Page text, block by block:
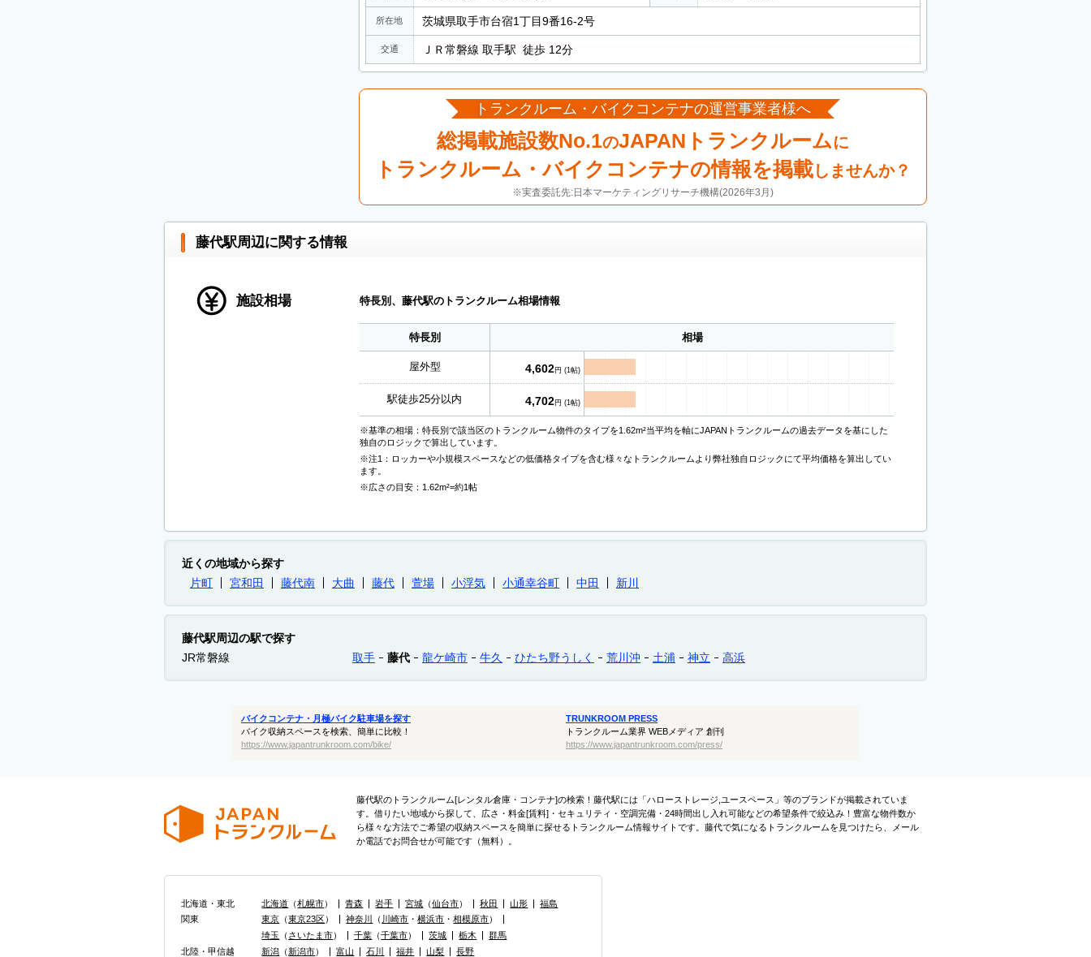
所在地 茨城県取手市台宿1丁目9番16-2号
交通 ＪＲ常磐線 取手駅 徒歩 12分
トランクルーム・バイクコンテナの運営事業者様へ
総掲載施設数No.1のJAPANトランクルームに
トランクルーム・バイクコンテナの情報を掲載しませんか？
※実査委託先:日本マーケティングリサーチ機構(2026年3月)
藤代駅周辺に関する情報
施設相場 特長別、藤代駅のトランクルーム相場情報
特長別 相場
屋外型 4,602円 (1帖)
駅徒歩25分以内 4,702円 (1帖)
※基準の相場：特長別で該当区のトランクルーム物件のタイプを1.62m²当平均を軸にJAPANトランクルームの過去データを基にした
独自のロジックで算出しています。
※注1：ロッカーや小規模スペースなどの低価格タイプを含む様々なトランクルームより弊社独自ロジックにて平均価格を算出してい
ます。
※広さの目安：1.62m²=約1帖
近くの地域から探す
片町
宮和田 藤代南 大曲 藤代 萱場 小浮気 小通幸谷町 中田 新川
藤代駅周辺の駅で探す
JR常磐線
取手 藤代 龍ケ崎市 牛久 ひたち野うしく 荒川沖 土浦 神立 高浜
バイクコンテナ・月極バイク駐車場を探す
バイク収納スペースを検索、簡単に比較！
https://www.japantrunkroom.com/bike/
TRUNKROOM PRESS
トランクルーム業界 WEBメディア 創刊
https://www.japantrunkroom.com/press/
藤代駅のトランクルーム[レンタル倉庫・コンテナ]の検索！藤代駅には「ハローストレージ,ユースペース」等のブランドが掲載されていま
す。借りたい地域から探して、広さ・料金[賃料]・セキュリティ・空調完備・24時間出し入れ可能などの希望条件で絞込み！豊富な物件数か
ら様々な方法でご希望の収納スペースを簡単に探せるトランクルーム情報サイトです。藤代で気になるトランクルームを見つけたら、メール
か電話でお問合せが可能です（無料）。
北海道・東北 北海道 （札幌市） 青森 岩手 宮城 （仙台市） 秋田 山形
福島
関東
東京 （東京23区 ） 神奈川 （ 川崎市 ・横浜市 ・相模原市）
埼玉
（さいたま市） 千葉 （千葉市） 茨城 栃木
群馬
北陸・甲信越
新潟 （新潟市） 富山 石川 福井 山梨 長野